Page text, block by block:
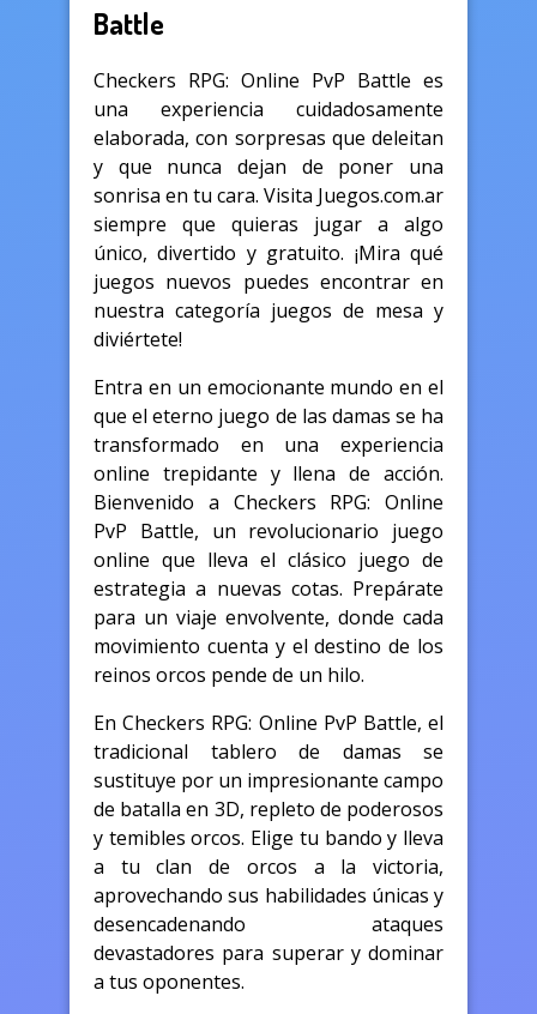
Battle
Checkers RPG: Online PvP Battle es
una experiencia cuidadosamente
elaborada, con sorpresas que deleitan
y que nunca dejan de poner una
sonrisa en tu cara. Visita Juegos.com.ar
siempre que quieras jugar a algo
único, divertido y gratuito. ¡Mira qué
juegos nuevos puedes encontrar en
nuestra categoría juegos de mesa y
diviértete!
Entra en un emocionante mundo en el
que el eterno juego de las damas se ha
transformado en una experiencia
online trepidante y llena de acción.
Bienvenido a Checkers RPG: Online
PvP Battle, un revolucionario juego
online que lleva el clásico juego de
estrategia a nuevas cotas. Prepárate
para un viaje envolvente, donde cada
movimiento cuenta y el destino de los
reinos orcos pende de un hilo.
En Checkers RPG: Online PvP Battle, el
tradicional tablero de damas se
sustituye por un impresionante campo
de batalla en 3D, repleto de poderosos
y temibles orcos. Elige tu bando y lleva
a tu clan de orcos a la victoria,
aprovechando sus habilidades únicas y
desencadenando ataques
devastadores para superar y dominar
a tus oponentes.